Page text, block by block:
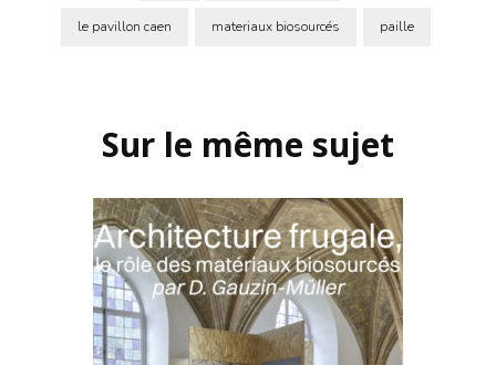
le pavillon caen materiaux biosourcés paille
Sur le même sujet